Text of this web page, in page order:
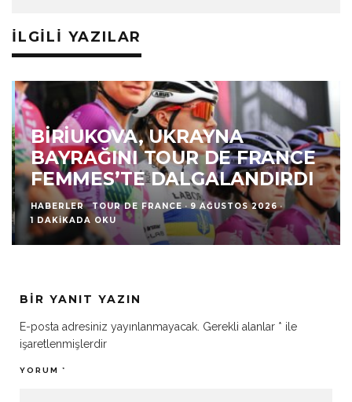
İLGILI YAZILAR
BIRIUKOVA, UKRAYNA
BAYRAĞINI TOUR DE FRANCE
FEMMES’TE DALGALANDIRDI
HABERLER TOUR DE FRANCE · 9 AĞUSTOS 2026 ·
1 DAKIKADA OKU
BIR YANIT YAZIN
E-posta adresiniz yayınlanmayacak. Gerekli alanlar * ile
işaretlenmişlerdir
YORUM *